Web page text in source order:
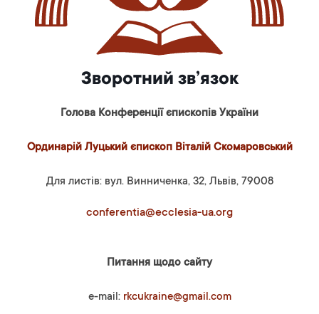
Зворотний зв’язок
Голова Конференції єпископів України
Ординарій Луцький єпископ Віталій Скомаровський
Для листів: вул. Винниченка, 32, Львів, 79008
conferentia@ecclesia-ua.org
Питання щодо сайту
e-mail: rkcukraine@gmail.com